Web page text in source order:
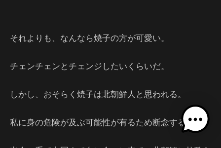
それよりも、なんなら焼子の方が可愛い。
チェンチェンとチェンジしたいくらいだ。
しかし、おそらく焼子は北朝鮮人と思われる。
私に身の危険が及ぶ可能性が有るため断念する。